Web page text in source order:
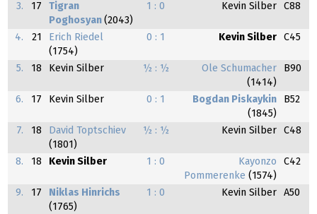
3. 17
Tigran
Poghosyan (2043)
1 : 0 Kevin Silber C88
4. 21
Erich Riedel
(1754)
0 : 1 Kevin Silber C45
5. 18 Kevin Silber ½ : ½
Ole Schumacher
(1414)
B90
6. 17 Kevin Silber 0 : 1
Bogdan Piskaykin
(1845)
B52
7. 18
David Toptschiev
(1801)
½ : ½ Kevin Silber C48
8. 18 Kevin Silber 1 : 0
Kayonzo
Pommerenke (1574)
C42
9. 17
Niklas Hinrichs
(1765)
1 : 0 Kevin Silber A50